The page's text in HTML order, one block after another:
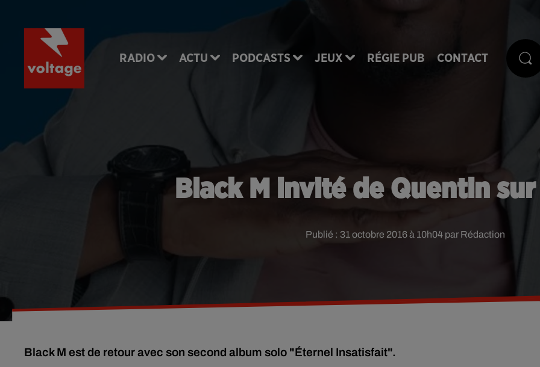
RADIO ACTU PODCASTS JEUX RÉGIE PUB CONTACT
Black M invité de Quentin
Publié : 31 octobre 2016 à 10h04 par Rédaction
Black M est de retour avec son second album solo "Éternel Insatisfait".